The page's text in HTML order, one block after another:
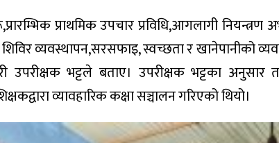
प्राथमिक उपचार प्रविधि,आगलागी नियन्त्रण
व्यवस्थापन,सरसफाइ, स्वच्छता र खानेपानीको
उपरीक्षक भट्टले बताए। उपरीक्षक भट्टका अनुसार
व्यावहारिक कक्षा सञ्चालन गरिएको थियो।